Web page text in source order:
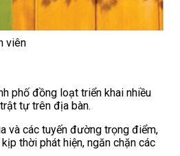
viên
phố đồng loạt triển khai nhiều
tự trên địa bàn.
và các tuyến đường trọng điểm,
thời phát hiện, ngăn chặn các